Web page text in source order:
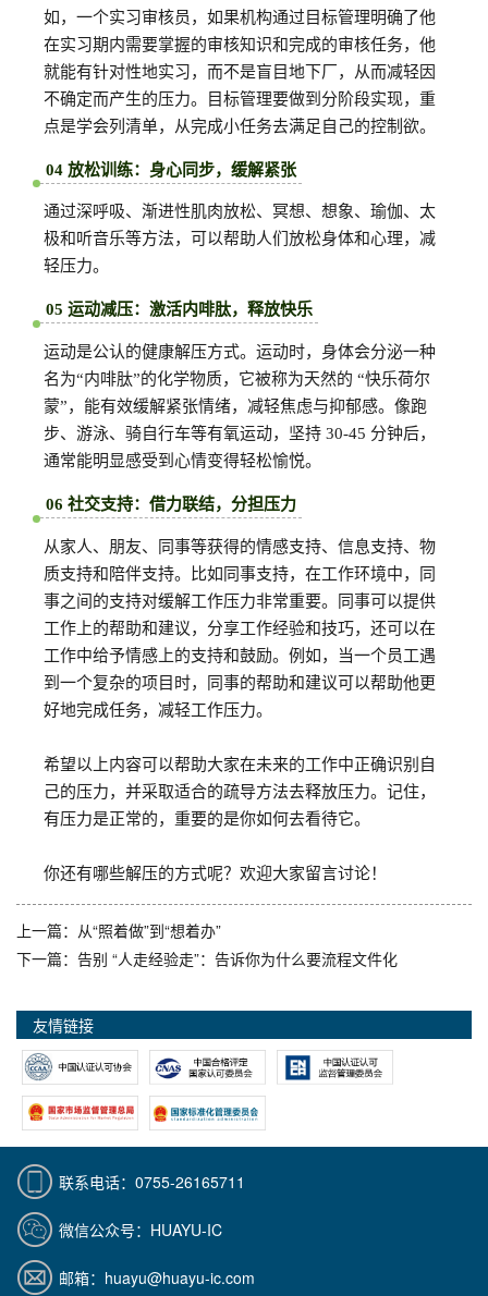
如，一个实习审核员，如果机构通过目标管理明确了他
在实习期内需要掌握的审核知识和完成的审核任务，他
就能有针对性地实习，而不是盲目地下厂，从而减轻因
不确定而产生的压力。目标管理要做到分阶段实现，重
点是学会列清单，从完成小任务去满足自己的控制欲。
04 放松训练：身心同步，缓解紧张
通过深呼吸、渐进性肌肉放松、冥想、想象、瑜伽、太
极和听音乐等方法，可以帮助人们放松身体和心理，减
轻压力。
05 运动减压：激活内啡肽，释放快乐
运动是公认的健康解压方式。运动时，身体会分泌一种
名为“内啡肽”的化学物质，它被称为天然的 “快乐荷尔
蒙”，能有效缓解紧张情绪，减轻焦虑与抑郁感。像跑
步、游泳、骑自行车等有氧运动，坚持 30-45 分钟后，
通常能明显感受到心情变得轻松愉悦。
06 社交支持：借力联结，分担压力
从家人、朋友、同事等获得的情感支持、信息支持、物
质支持和陪伴支持。比如同事支持，在工作环境中，同
事之间的支持对缓解工作压力非常重要。同事可以提供
工作上的帮助和建议，分享工作经验和技巧，还可以在
工作中给予情感上的支持和鼓励。例如，当一个员工遇
到一个复杂的项目时，同事的帮助和建议可以帮助他更
好地完成任务，减轻工作压力。
希望以上内容可以帮助大家在未来的工作中正确识别自
己的压力，并采取适合的疏导方法去释放压力。记住，
有压力是正常的，重要的是你如何去看待它。
你还有哪些解压的方式呢？欢迎大家留言讨论！
上一篇：从“照着做”到“想着办”
下一篇：告别 “人走经验走”：告诉你为什么要流程文件化
友情链接
联系电话：0755-26165711
微信公众号：HUAYU-IC
邮箱：huayu@huayu-ic.com